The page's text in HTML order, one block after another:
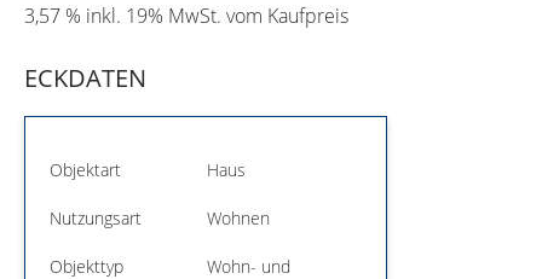
3,57 % inkl. 19% MwSt. vom Kaufpreis
ECKDATEN
Objektart Haus
Nutzungsart Wohnen
Objekttyp
Wohn- und